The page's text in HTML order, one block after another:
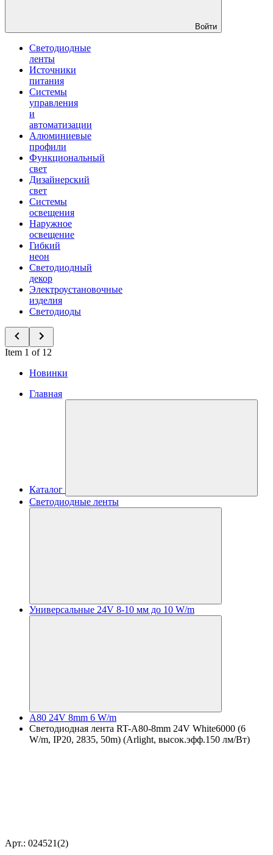
Войти
Светодиодные
ленты
Источники
питания
Системы
управления
и
автоматизации
Алюминиевые
профили
Функциональный
свет
Дизайнерский
свет
Системы
освещения
Наружное
освещение
Гибкий
неон
Светодиодный
декор
Электроустановочные
изделия
Светодиоды
Item 1 of 12
Новинки
Главная
Каталог
Светодиодные ленты
Универсальные 24V 8-10 мм до 10 W/m
A80 24V 8mm 6 W/m
Светодиодная лента RT-A80-8mm 24V White6000 (6
W/m, IP20, 2835, 50m) (Arlight, высок.эфф.150 лм/Вт)
Арт.: 024521(2)